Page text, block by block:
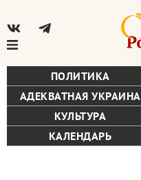
ПОЛИТИКА
АДЕКВАТНАЯ УКРАИНА
КУЛЬТУРА
КАЛЕНДАРЬ